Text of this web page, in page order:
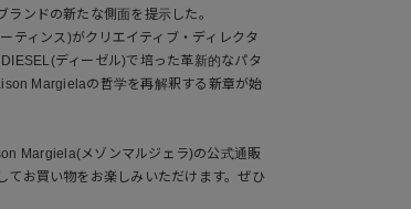
ンドの新たな側面を提示した。
ティンス)がクリエイティブ・ディレクタ
ディーゼル)で培った革新的なパタ
Margielaの哲学を再解釈する新章が始
Margiela(メゾンマルジェラ)の公式通販
てお買い物をお楽しみいただけます。ぜひ